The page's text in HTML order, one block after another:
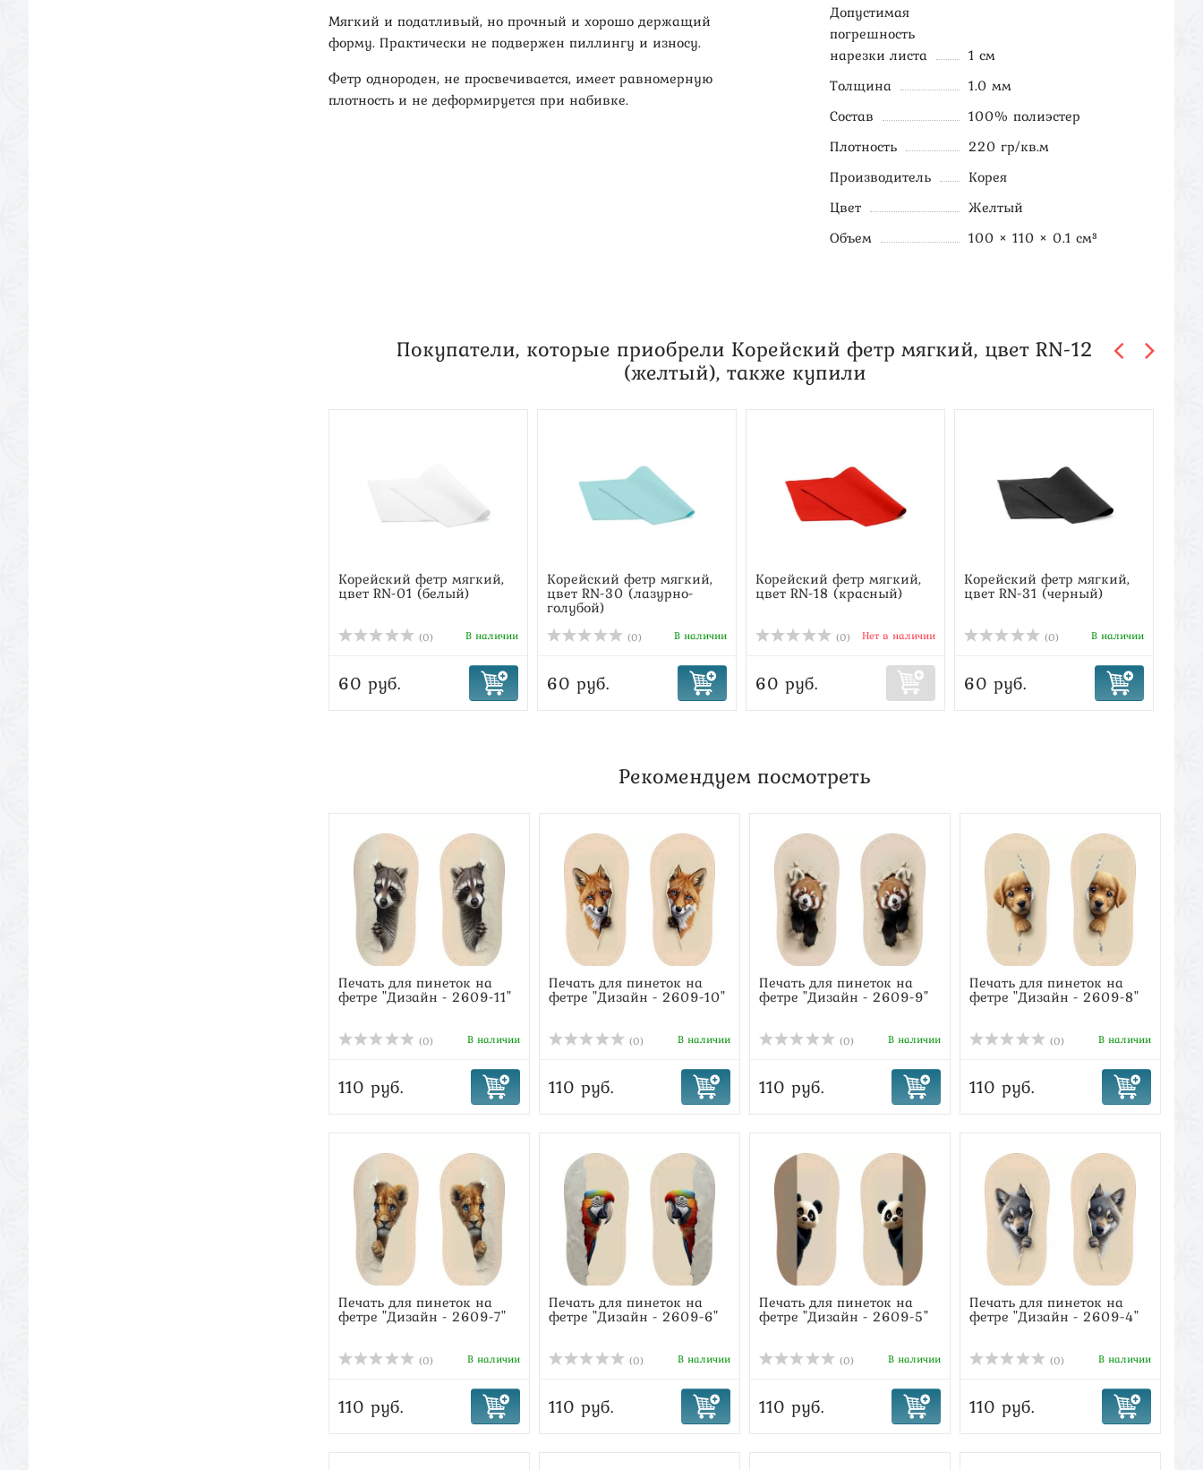
Мягкий и податливый, но прочный и хорошо держащий
форму. Практически не подвержен пиллингу и износу.
Фетр однороден, не просвечивается, имеет равномерную
плотность и не деформируется при набивке.
Допустимая
погрешность
нарезки листа
1 см
Толщина
1.0 мм
Состав
100% полиэстер
Плотность
220 гр/кв.м
Производитель
Корея
Цвет
Желтый
Объем
100 × 110 × 0.1 см³
Покупатели, которые приобрели Корейский фетр мягкий, цвет RN-12
(желтый), также купили
Корейский фетр мягкий,
цвет RN-01 (белый)
(0) В наличии
60 руб.
Корейский фетр мягкий,
цвет RN-30 (лазурно-
голубой)
(0) В наличии
60 руб.
Корейский фетр мягкий,
цвет RN-18 (красный)
(0) Нет в наличии
60 руб.
Корейский фетр мягкий,
цвет RN-31 (черный)
(0) В наличии
60 руб.
Рекомендуем посмотреть
Печать для пинеток на
фетре "Дизайн - 2609-11"
(0) В наличии
110 руб.
Печать для пинеток на
фетре "Дизайн - 2609-10"
(0) В наличии
110 руб.
Печать для пинеток на
фетре "Дизайн - 2609-9"
(0) В наличии
110 руб.
Печать для пинеток на
фетре "Дизайн - 2609-8"
(0) В наличии
110 руб.
Печать для пинеток на
фетре "Дизайн - 2609-7"
(0) В наличии
110 руб.
Печать для пинеток на
фетре "Дизайн - 2609-6"
(0) В наличии
110 руб.
Печать для пинеток на
фетре "Дизайн - 2609-5"
(0) В наличии
110 руб.
Печать для пинеток на
фетре "Дизайн - 2609-4"
(0) В наличии
110 руб.